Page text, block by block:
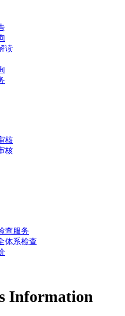
读
核
核
查服务
体系检查
Information